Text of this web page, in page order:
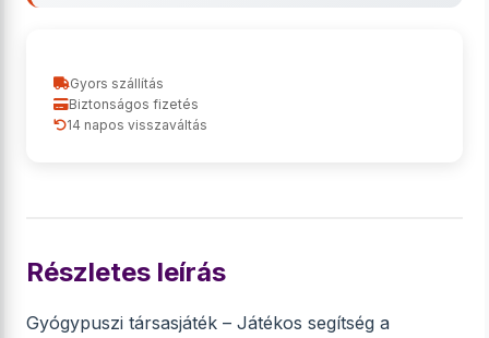
Gyors szállítás
Biztonságos fizetés
14 napos visszaváltás
Részletes leírás
Gyógypuszi társasjáték – Játékos segítség a